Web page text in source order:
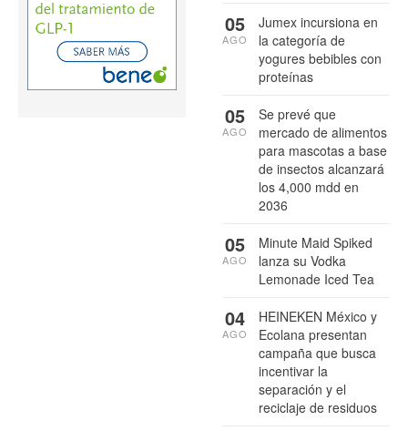
Jumex incursiona en
la categoría de
yogures bebibles con
proteínas
05
AGO
Se prevé que
mercado de alimentos
para mascotas a base
de insectos alcanzará
los 4,000 mdd en
2036
05
AGO
Minute Maid Spiked
lanza su Vodka
Lemonade Iced Tea
05
AGO
HEINEKEN México y
Ecolana presentan
campaña que busca
incentivar la
separación y el
reciclaje de residuos
04
AGO